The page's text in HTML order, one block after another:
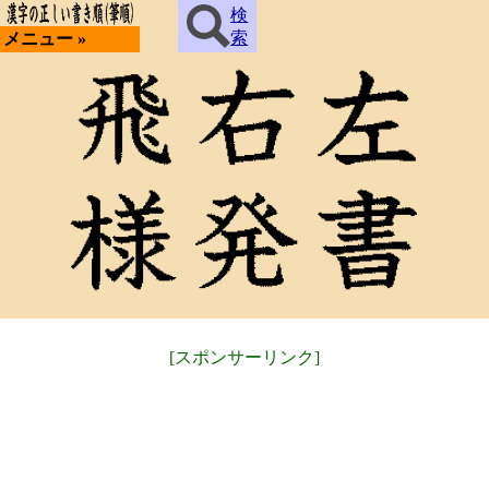
メニュー »
検
索
[スポンサーリンク]